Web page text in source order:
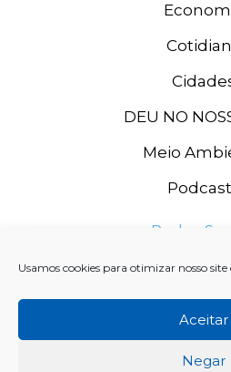
Usamos cookies para otimizar nosso site
Aceitar
Negar
DEU NO
Meio
Redes